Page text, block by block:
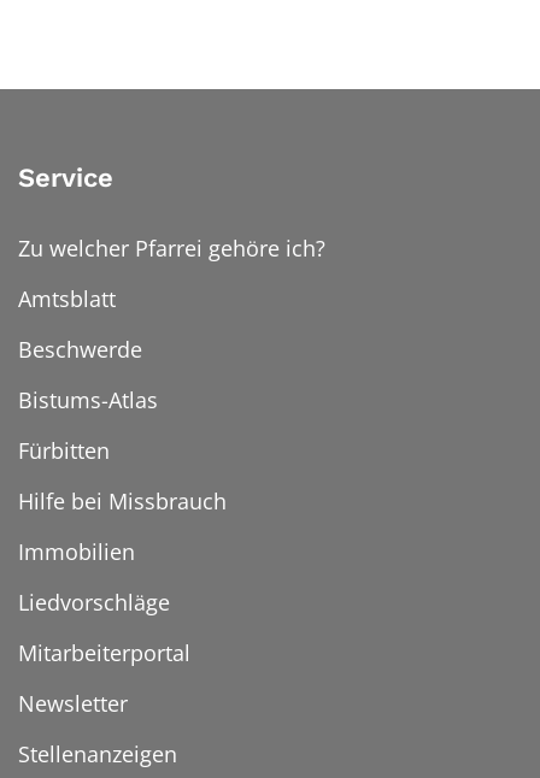
Service
Zu welcher Pfarrei gehöre ich?
Amtsblatt
Beschwerde
Bistums-Atlas
Fürbitten
Hilfe bei Missbrauch
Immobilien
Liedvorschläge
Mitarbeiterportal
Newsletter
Stellenanzeigen